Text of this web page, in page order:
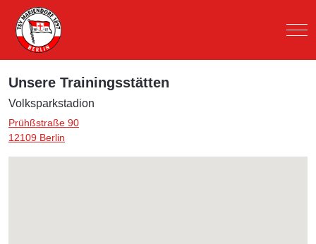
Unsere Trainingsstätten
Volksparkstadion
Prühßstraße 90
12109 Berlin